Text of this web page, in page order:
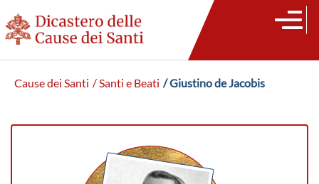
Cause dei Santi / Santi e Beati / Giustino de Jacobis